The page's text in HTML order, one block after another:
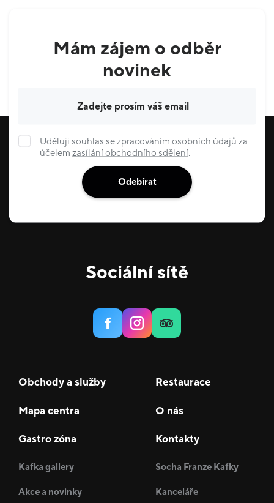
Mám zájem o odběr
novinek
Uděluji souhlas se zpracováním osobních údajů za
účelem zasílání obchodního sdělení.
Odebírat
Sociální sítě
Obchody a služby Restaurace
Mapa centra O nás
Gastro zóna Kontakty
Kafka gallery Socha Franze Kafky
Akce a novinky Kanceláře